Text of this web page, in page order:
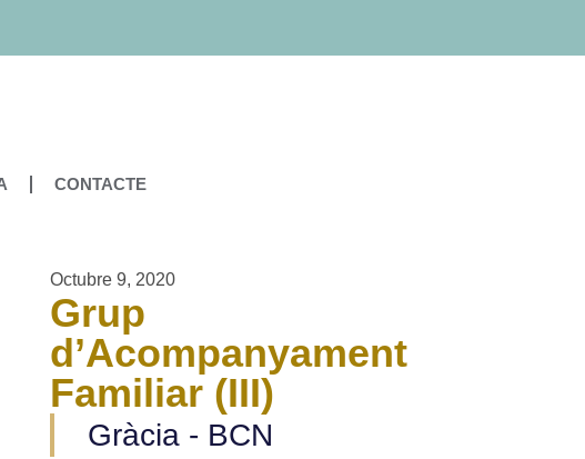
CONTACTE
Octubre 9, 2020
Grup
d’Acompanyament
Familiar (III)
Gràcia - BCN